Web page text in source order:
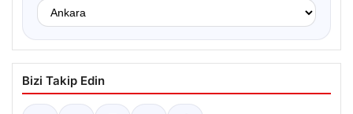
Bizi Takip Edin